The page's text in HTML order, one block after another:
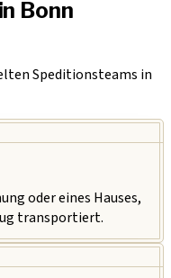
Bonn
Speditionsteams in
oder eines Hauses,
transportiert.